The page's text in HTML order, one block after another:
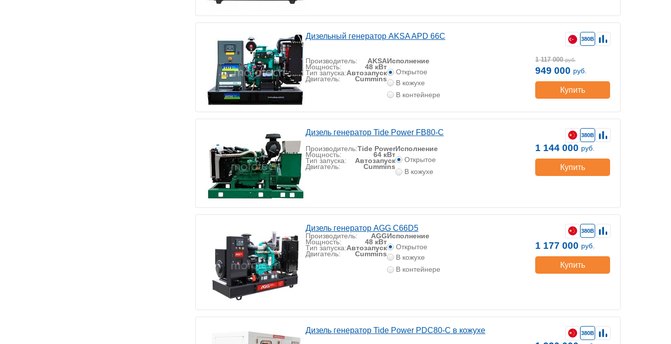
Дизельный генератор AKSA APD 66C
Производитель: AKSA
Мощность: 48 кВт
Тип запуска:Автозапуск
Двигатель: Cummins
Исполнение
Открытое
В кожухе
В контейнере
380В
1 117 000 руб.
949 000 руб.
Купить
Дизель генератор Tide Power FB80-C
Производитель:Tide Power
Мощность: 64 кВт
Тип запуска: Автозапуск
Двигатель: Cummins
Исполнение
Открытое
В кожухе
380В
1 144 000 руб.
Купить
Дизель генератор AGG C66D5
Производитель: AGG
Мощность: 48 кВт
Тип запуска:Автозапуск
Двигатель: Cummins
Исполнение
Открытое
В кожухе
В контейнере
380В
1 177 000 руб.
Купить
Дизель генератор Tide Power PDC80-C в кожухе 380В